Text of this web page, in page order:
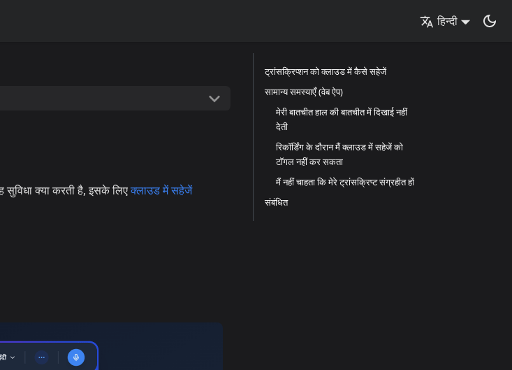
हिन्दी
क्या करती है, इसके लिएक्लाउड में सहेजें
ट्रांसक्रिप्शन को क्लाउड में कैसे सहेजें
सामान्य समस्याएँ (वेब ऐप)
मेरी बातचीत हाल की बातचीत में दिखाई नहीं
देती
रिकॉर्डिंग के दौरान मैं क्लाउड में सहेजें को
टॉगल नहीं कर सकता
मैं नहीं चाहता कि मेरे ट्रांसक्रिप्ट संग्रहीत हों
संबंधित